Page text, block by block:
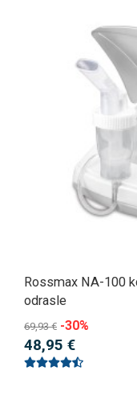
Rossmax NA-100
odrasle
69,93 € -30%
48,95 €